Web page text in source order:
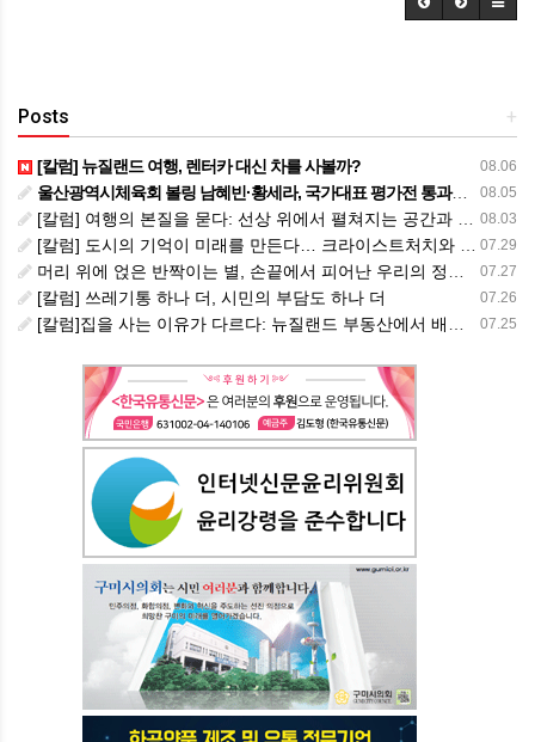
+
Posts
08.06
[칼럼] 뉴질랜드 여행, 렌터카 대신 차를 사볼까?
08.05
울산광역시체육회 볼링 남혜빈·황세라, 국가대표 평가전 통과… ‘아시아선수권 출전’
08.03
[칼럼] 여행의 본질을 묻다: 선상 위에서 펼쳐지는 공간과 사람, 그리고 미식의 미학
07.29
[칼럼] 도시의 기억이 미래를 만든다… 크라이스트처치와 한국 도시가 주는 교훈
07.27
머리 위에 얹은 반짝이는 별, 손끝에서 피어난 우리의 정체성
07.26
[칼럼] 쓰레기통 하나 더, 시민의 부담도 하나 더
07.25
[칼럼]집을 사는 이유가 다르다: 뉴질랜드 부동산에서 배운 다섯 가지 교훈